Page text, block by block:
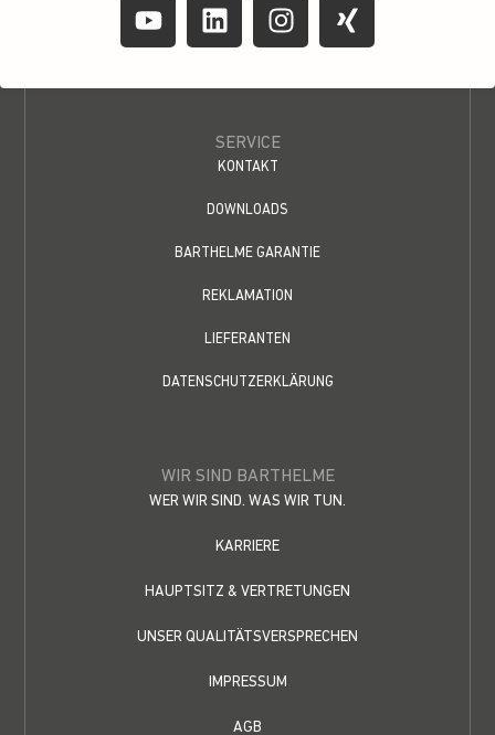
SERVICE
KONTAKT
DOWNLOADS
BARTHELME GARANTIE
REKLAMATION
LIEFERANTEN
DATENSCHUTZERKLÄRUNG
WIR SIND BARTHELME
WER WIR SIND. WAS WIR TUN.
KARRIERE
HAUPTSITZ & VERTRETUNGEN
UNSER QUALITÄTSVERSPRECHEN
IMPRESSUM
AGB